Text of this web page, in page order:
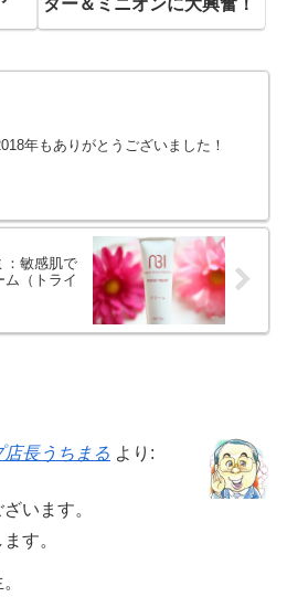
ター＆ミニオンに大興奮！
年もありがとうございました！
：敏感肌で
ム（トライ
長うちまる より:
います。
す。